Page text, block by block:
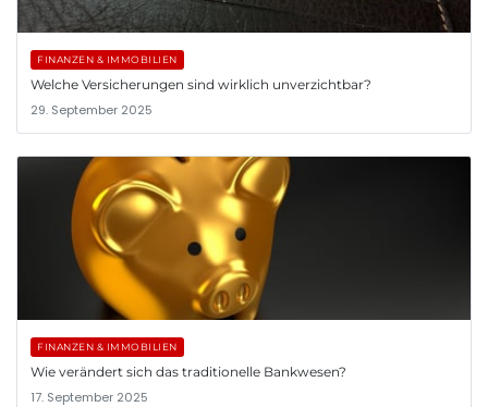
FINANZEN & IMMOBILIEN
Welche Versicherungen sind wirklich unverzichtbar?
29. September 2025
FINANZEN & IMMOBILIEN
Wie verändert sich das traditionelle Bankwesen?
17. September 2025